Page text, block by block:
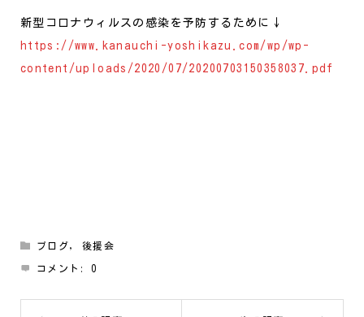
新型コロナウィルスの感染を予防するために↓
https://www.kanauchi-yoshikazu.com/wp/wp-
content/uploads/2020/07/20200703150358037.pdf
ブログ, 後援会
コメント:0